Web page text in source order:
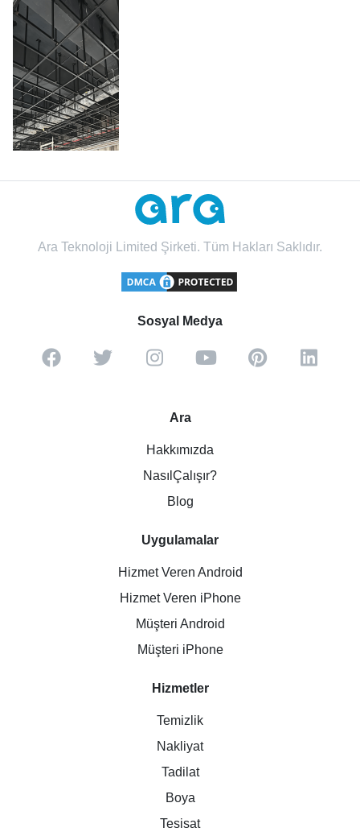
Ara Teknoloji Limited Şirketi. Tüm Hakları Saklıdır.
Sosyal Medya
Ara
Hakkımızda
NasılÇalışır?
Blog
Uygulamalar
Hizmet Veren Android
Hizmet Veren iPhone
Müşteri Android
Müşteri iPhone
Hizmetler
Temizlik
Nakliyat
Tadilat
Boya
Tesisat